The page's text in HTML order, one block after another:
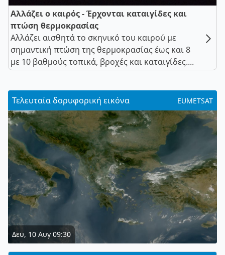
Αλλάζει ο καιρός - Έρχονται καταιγίδες και
πτώση θερμοκρασίας
Αλλάζει αισθητά το σκηνικό του καιρού με
σημαντική πτώση της θερμοκρασίας έως και 8
με 10 βαθμούς τοπικά, βροχές και καταιγίδες....
Τελευταία δορυφορική εικόνα EUMETSAT
Δευ, 10 Αυγ 09:30